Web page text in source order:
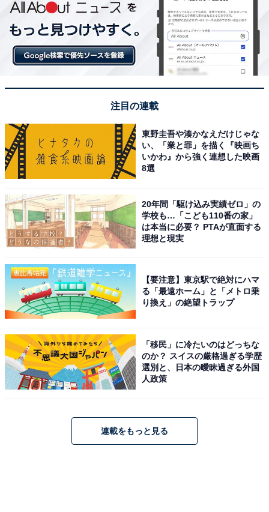
＞Amazonで参考書をチェックする
この記事の筆者：坂上 恵
All About ニュース編集部の編集者。SNSトレンドやSEO
ライティングに熟達し、現在は旅行・カルチャー・エン
次ページ 5位までのランキング結果を見る
ング！ 2位「天王寺高等学校」を抑えた1位は？
注目の連載
東野圭吾や湊かなえだけじゃな
い、「業と罪」を描く『映画ち
いかわ』から強く連想した映画
8選
20年間「駆け込み実績ゼロ」の
学校も…「こども110番の家」
は本当に必要？ PTAが直面する
理想と現実
【要注意】東京駅で絶対にハマ
る「最遠ホーム」と「メトロ乗
り換え」の絶望トラップ
「移民」に冷たいのはどっちな
のか？ スイスの厳格過ぎる学歴
選別と、日本の曖昧過ぎる外国
人政策
連載をもっと見る